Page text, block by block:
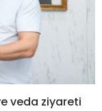
veda ziyareti